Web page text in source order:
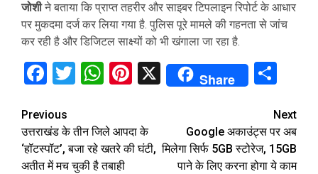
जोशीने बताया कि प्राप्त तहरीर और साइबर टिपलाइन रिपोर्ट के आधार
पर मुकदमा दर्ज कर लिया गया है. पुलिस पूरे मामले की गहनता से जांच
कर रही है और डिजिटल साक्ष्यों को भी खंगाला जा रहा है.
Facebook
Twitter
WhatsApp
Pinterest
X Share
Continue
Reading
Previous
उत्तराखंड के तीन जिले आपदा के
‘हॉटस्पॉट’, बजा रहे खतरे की घंटी,
अतीत में मच चुकी है तबाही
Next
Google अकाउंट्स पर अब
मिलेगा सिर्फ 5GB स्टोरेज, 15GB
पाने के लिए करना होगा ये काम